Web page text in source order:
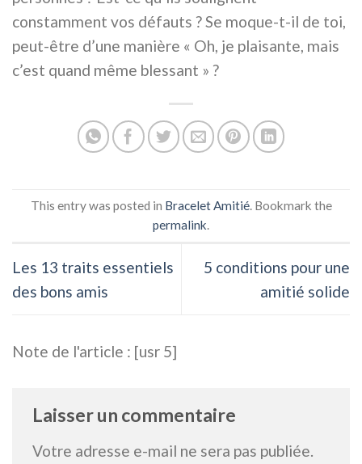
constamment vos défauts ? Se moque-t-il de toi,
peut-être d’une manière « Oh, je plaisante, mais
c’est quand même blessant » ?
This entry was posted in Bracelet Amitié. Bookmark the
permalink.
Les 13 traits essentiels
des bons amis
5 conditions pour une
amitié solide
Note de l'article : [usr 5]
Laisser un commentaire
Votre adresse e-mail ne sera pas publiée.